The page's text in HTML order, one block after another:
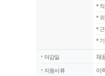
*
*
*
*
마감일 채
지원서류 이